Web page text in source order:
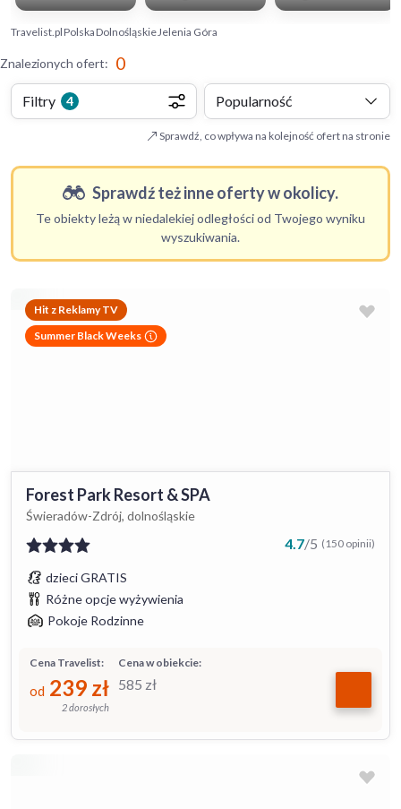
Travelist.plPolskaDolnośląskieJelenia Góra
Znalezionych ofert: 0
Filtry 4 Popularność
Sprawdź, co wpływa na kolejność ofert na stronie
Sprawdź też inne oferty w okolicy.
Te obiekty leżą w niedalekiej odległości od Twojego wyniku
wyszukiwania.
Hit z Reklamy TV
Summer Black Weeks
Forest Park Resort & SPA
Świeradów-Zdrój, dolnośląskie
4.7/5 (150 opinii)
dzieci GRATIS
Różne opcje wyżywienia
Pokoje Rodzinne
Cena w obiekcie:
585 zł
Cena Travelist:
od 239 zł
2 dorosłych